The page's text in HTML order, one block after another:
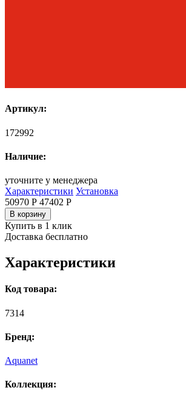
Артикул:
172992
Наличие:
уточните у менеджера
Характеристики Установка
50970 Р 47402 Р
В корзину
Купить в 1 клик
Доставка бесплатно
Характеристики
Код товара:
7314
Бренд:
Aquanet
Коллекция: